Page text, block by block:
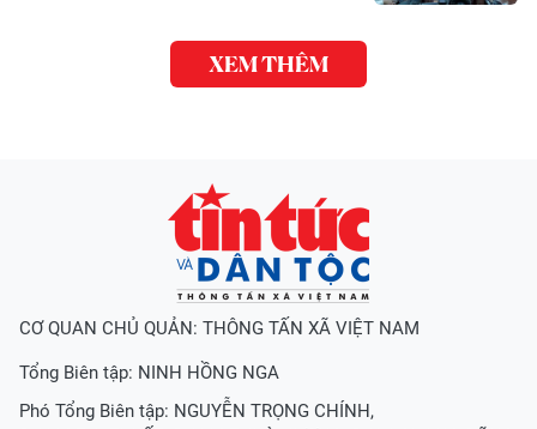
XEM THÊM
CƠ QUAN CHỦ QUẢN: THÔNG TẤN XÃ VIỆT NAM
Tổng Biên tập: NINH HỒNG NGA
Phó Tổng Biên tập: NGUYỄN TRỌNG CHÍNH,